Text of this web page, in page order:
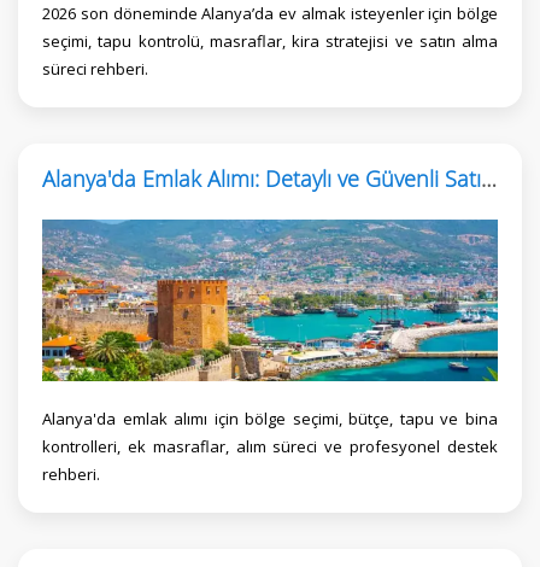
2026 son döneminde Alanya’da ev almak isteyenler için bölge
seçimi, tapu kontrolü, masraflar, kira stratejisi ve satın alma
süreci rehberi.
Alanya'da Emlak Alımı: Detaylı ve Güvenli Satın Alma Rehberi
Alanya'da emlak alımı için bölge seçimi, bütçe, tapu ve bina
kontrolleri, ek masraflar, alım süreci ve profesyonel destek
rehberi.